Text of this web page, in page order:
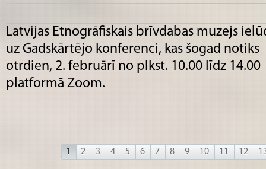
Latvijas Etnogrāfiskais brīvdabas muzejs
uz Gadskārtējo konferenci, kas šogad notiks
otrdien, 2. februārī no plkst. 10.00 līdz 14.00
platformā Zoom.
1 2 3 4 5 6 7 8 9 10 11 12